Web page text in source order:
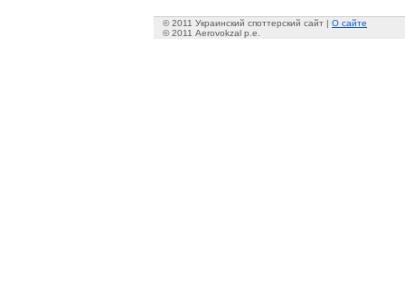
© 2011 Украинский споттерский сайт | О сайте
© 2011 Aerovokzal p.e.